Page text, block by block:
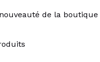
de la boutique